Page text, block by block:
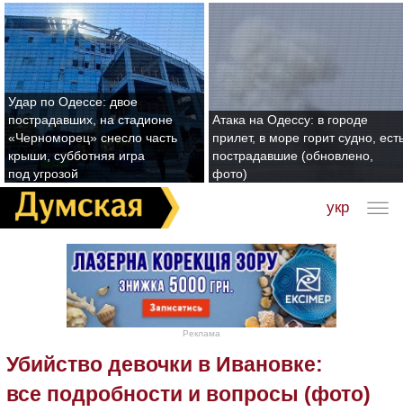
Удар по Одессе: двое
пострадавших, на стадионе
«Черноморец» снесло часть
крыши, субботняя игра
под угрозой
Атака на Одессу: в городе
прилет, в море горит судно,
пострадавшие (обновлено,
фото)
укр
Реклама
Убийство девочки в Ивановке:
все подробности и вопросы (фото)